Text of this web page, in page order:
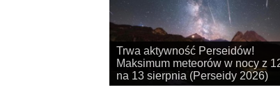
Rozpoczyna się sezon na
obserwacje obłoków srebrzystych!